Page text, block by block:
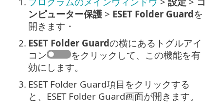
ンピューター保護 > ESET Folder Guardを
開きます・
2. ESET Folder Guardの横にあるトグルアイ
コン
をクリックして、この機能を有
効にします。
3. ESET Folder Guard項目をクリックする
と、ESET Folder Guard画面が開きます。